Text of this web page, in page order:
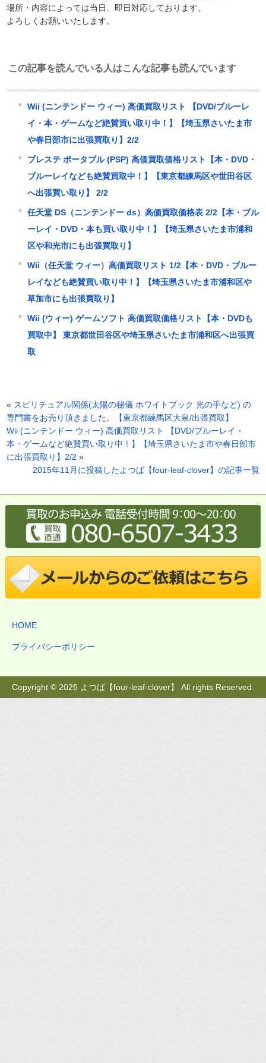
場所・内容によっては当日、即日対応しております。
よろしくお願いいたします。
この記事を読んでいる人はこんな記事も読んでいます
Wii (ニンテンドー ウィー) 高価買取リスト 【DVD/ブルーレ
イ・本・ゲームなど絶賛買い取り中！】【埼玉県さいたま市
や春日部市に出張買取り】2/2
プレステ ポータブル (PSP) 高価買取価格リスト【本・DVD・
ブルーレイなども絶賛買取中！】【東京都練馬区や世田谷区
へ出張買い取り】 2/2
任天堂 DS（ニンテンドー ds）高価買取価格表 2/2【本・ブル
ーレイ・DVD・本も買い取り中！】【埼玉県さいたま市浦和
区や和光市にも出張買取り】
Wii（任天堂 ウィー）高価買取リスト 1/2【本・DVD・ブルー
レイなども絶賛買い取り中！】【埼玉県さいたま市浦和区や
草加市にも出張買取り】
Wii (ウィー) ゲームソフト 高価買取価格リスト【本・DVDも
買取中】 東京都世田谷区や埼玉県さいたま市浦和区へ出張買
取
« スピリチュアル関係(太陽の秘儀 ホワイトブック 光の手など) の
専門書をお売り頂きました。【東京都練馬区大泉/出張買取】
Wii (ニンテンドー ウィー) 高価買取リスト 【DVD/ブルーレイ・
本・ゲームなど絶賛買い取り中！】【埼玉県さいたま市や春日部市
に出張買取り】2/2 »
2015年11月に投稿したよつば【four-leaf-clover】の記事一覧
HOME
プライバシーポリシー
Copyright © 2026 よつば【four-leaf-clover】 All rights Reserved.